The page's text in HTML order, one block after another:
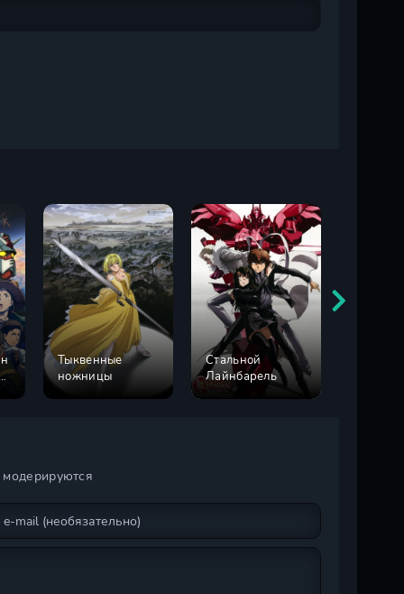
Тыквенные
ножницы
Стальной
Лайнбарель